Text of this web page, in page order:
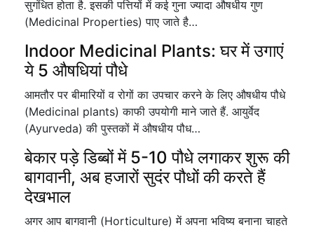
सुगंधित होता है. इसकी पत्तियों में कई गुना ज्यादा औषधीय गुण
(Medicinal Properties) पाए जाते है…
Indoor Medicinal Plants: घर में उगाएं
ये 5 औषधियां पौधे
आमतौर पर बीमारियों व रोगों का उपचार करने के लिए औषधीय पौधे
(Medicinal plants) काफी उपयोगी माने जाते हैं. आयुर्वेद
(Ayurveda) की पुस्तकों में औषधीय पौध…
बेकार पड़े डिब्बों में 5-10 पौधे लगाकर शुरू की
बागवानी, अब हजारों सुदंर पौधों की करते हैं
देखभाल
अगर आप बागवानी (Horticulture) में अपना भविष्य बनाना चाहते